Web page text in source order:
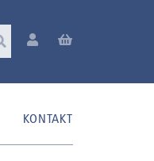
KONTAKT